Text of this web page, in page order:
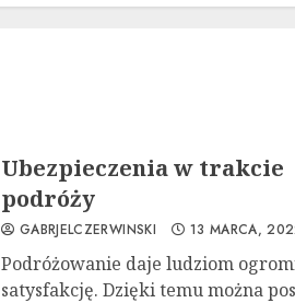
Ubezpieczenia w trakcie
podróży
GABRJELCZERWINSKI 13 MARCA,
Podróżowanie daje ludziom
satysfakcję. Dzięki temu można